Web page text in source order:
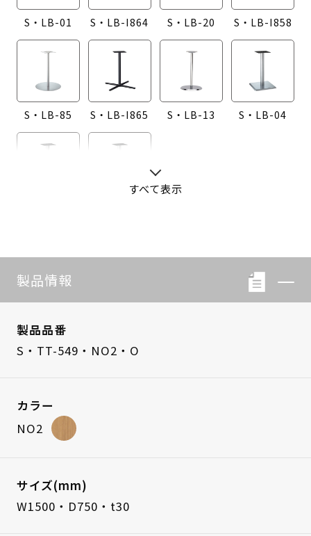
S・LB-01 S・LB-I864 S・LB-20 S・LB-I858
S・LB-85 S・LB-I865 S・LB-13 S・LB-04
すべて表示
製品情報
製品品番
S・TT-549・NO2・O
カラー
NO2
サイズ(mm)
W1500・D750・t30